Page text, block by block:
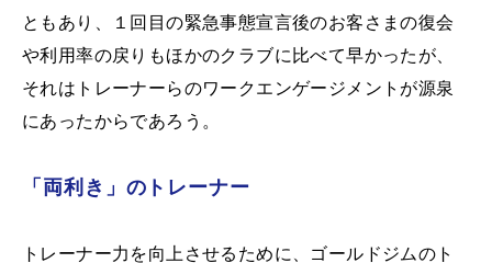
ともあり、１回目の緊急事態宣言後のお客さまの復会
や利用率の戻りもほかのクラブに比べて早かったが、
それはトレーナーらのワークエンゲージメントが源泉
にあったからであろう。
「両利き」のトレーナー
トレーナー力を向上させるために、ゴールドジムのト